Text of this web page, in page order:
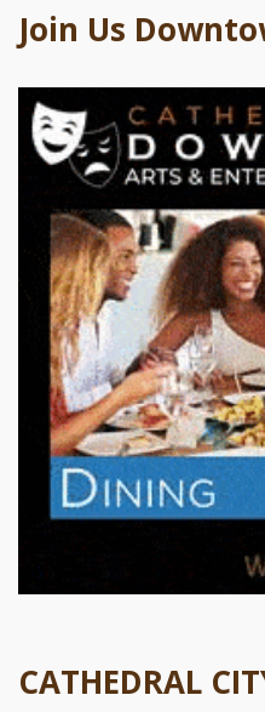
Join Us
CATHEDRAL